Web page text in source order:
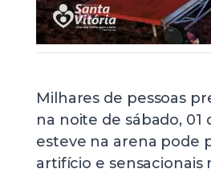
Milhares de pessoas
na noite de sábado, 01
esteve na arena pode
artifício e sensacionais